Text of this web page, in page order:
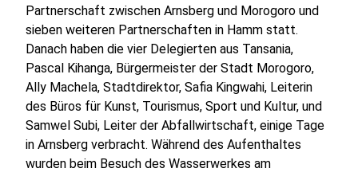
Partnerschaft zwischen Arnsberg und Morogoro und
sieben weiteren Partnerschaften in Hamm statt.
Danach haben die vier Delegierten aus Tansania,
Pascal Kihanga, Bürgermeister der Stadt Morogoro,
Ally Machela, Stadtdirektor, Safia Kingwahi, Leiterin
des Büros für Kunst, Tourismus, Sport und Kultur, und
Samwel Subi, Leiter der Abfallwirtschaft, einige Tage
in Arnsberg verbracht. Während des Aufenthaltes
wurden beim Besuch des Wasserwerkes am